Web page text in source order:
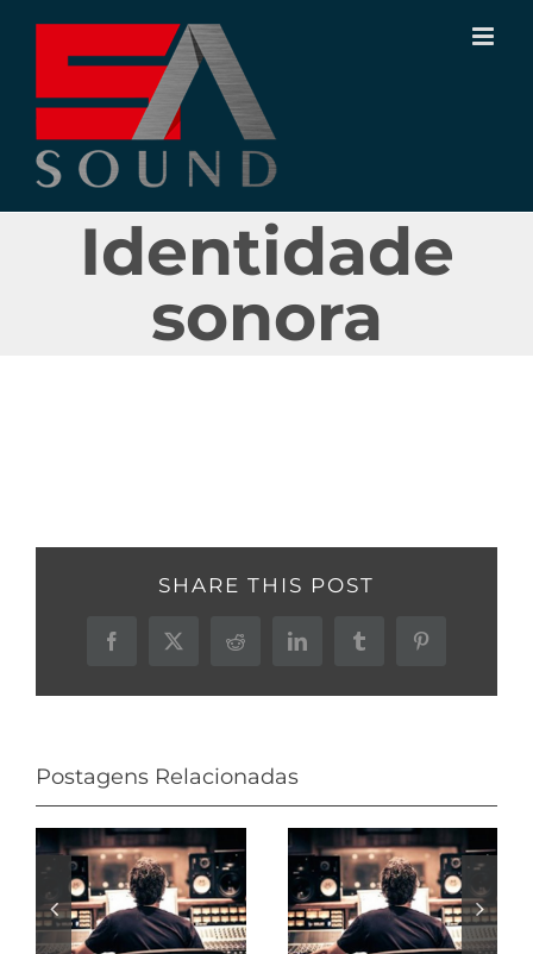
conteúdo
Identidade
sonora
SHARE THIS POST
Facebook
X Reddit LinkedInTumblr Pinterest
Postagens Relacionadas
Trilha para
projetos
aprovada
Trilha para